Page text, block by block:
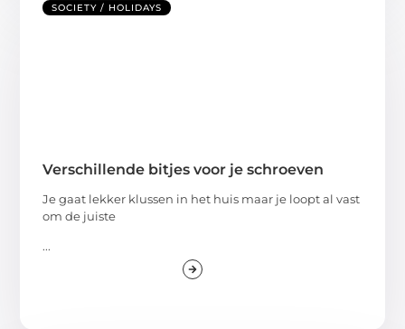
SOCIETY / HOLIDAYS
Verschillende bitjes voor je schroeven
Je gaat lekker klussen in het huis maar je loopt al vast
om de juiste
...